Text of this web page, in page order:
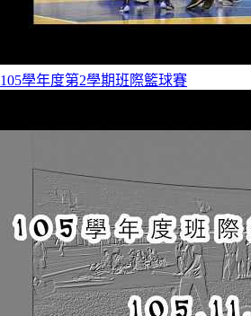
105學年度第2學期班際籃球賽